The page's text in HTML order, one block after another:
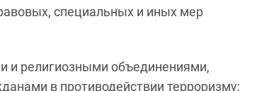
специальных и иных мер
и религиозными объединениями,
в противодействии терроризму;